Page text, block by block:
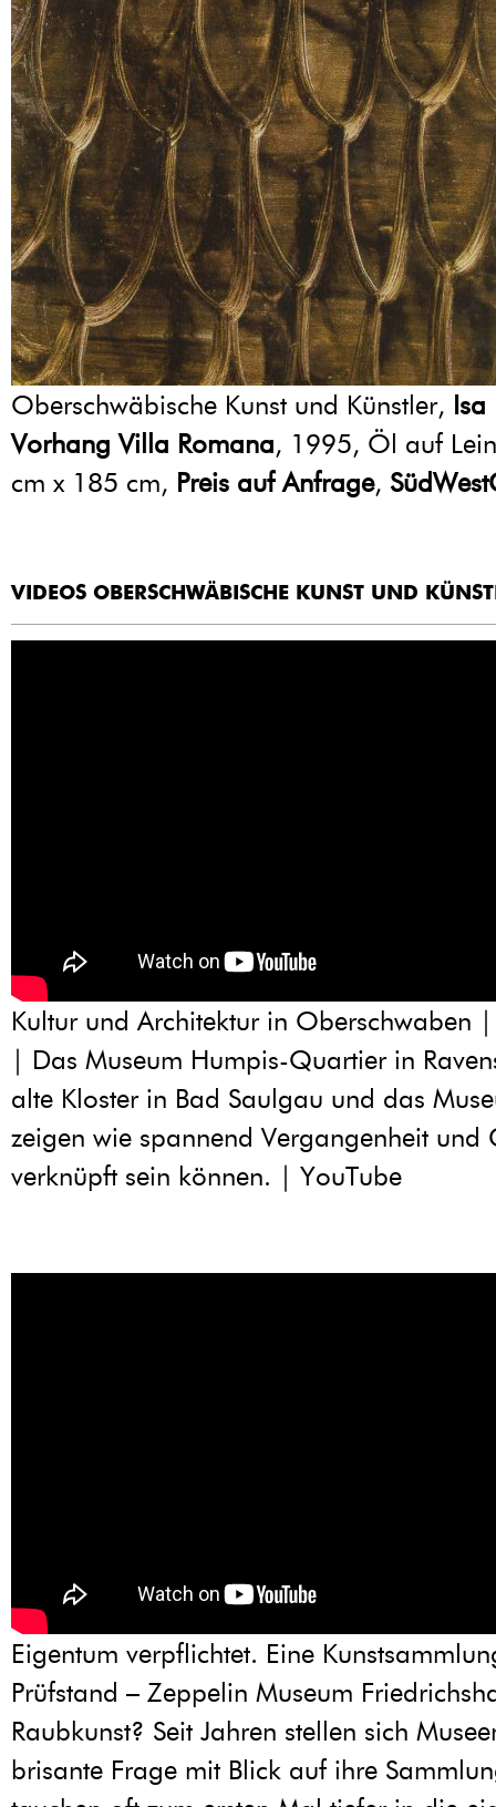
Oberschwäbische Kunst und Künstler, Isa
Vorhang Villa Romana, 1995, Öl auf
cm x 185 cm, Preis auf Anfrage,
VIDEOS OBERSCHWÄBISCHE KUNST UND
Kultur und Architektur in Oberschwaben
| Das Museum Humpis-Quartier in
alte Kloster in Bad Saulgau und das
zeigen wie spannend Vergangenheit und
verknüpft sein können. | YouTube
Eigentum verpflichtet. Eine
Prüfstand – Zeppelin Museum
Raubkunst? Seit Jahren stellen sich
brisante Frage mit Blick auf ihre